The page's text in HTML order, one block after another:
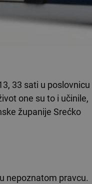
33 sati u poslovnicu
one su to i učinile,
županije Srećko
nepoznatom pravcu.